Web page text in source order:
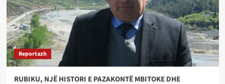
Reportazh
RUBIKU, NJË HISTORI E PAZAKONTË MBITOKE DHE